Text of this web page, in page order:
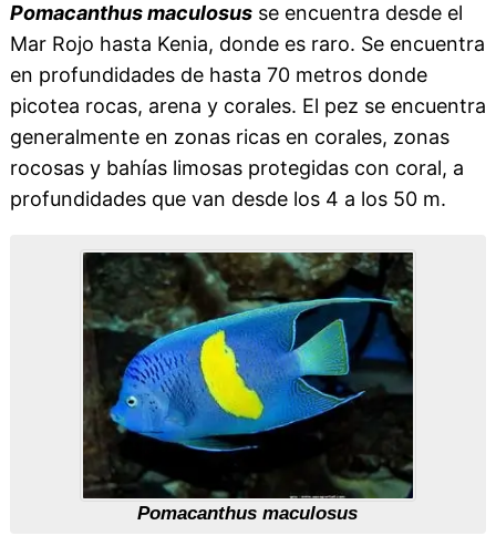
Pomacanthus maculosusse encuentra desde el
Mar Rojo hasta Kenia, donde es raro. Se encuentra
en profundidades de hasta 70 metros donde
picotea rocas, arena y corales. El pez se encuentra
generalmente en zonas ricas en corales, zonas
rocosas y bahías limosas protegidas con coral, a
profundidades que van desde los 4 a los 50 m.
Pomacanthus maculosus